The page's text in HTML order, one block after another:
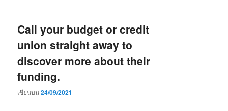
Call your budget or credit
union straight away to
discover more about their
funding.
เขียนบน24/09/2021